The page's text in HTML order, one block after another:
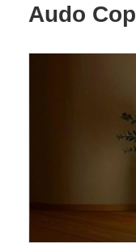
Audo